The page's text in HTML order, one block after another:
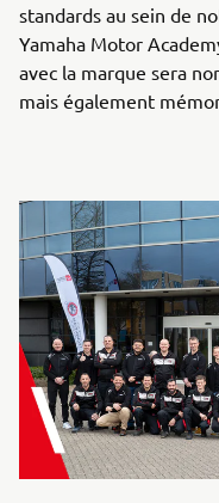
standards au sein de
Yamaha Motor
avec la marque sera
mais également